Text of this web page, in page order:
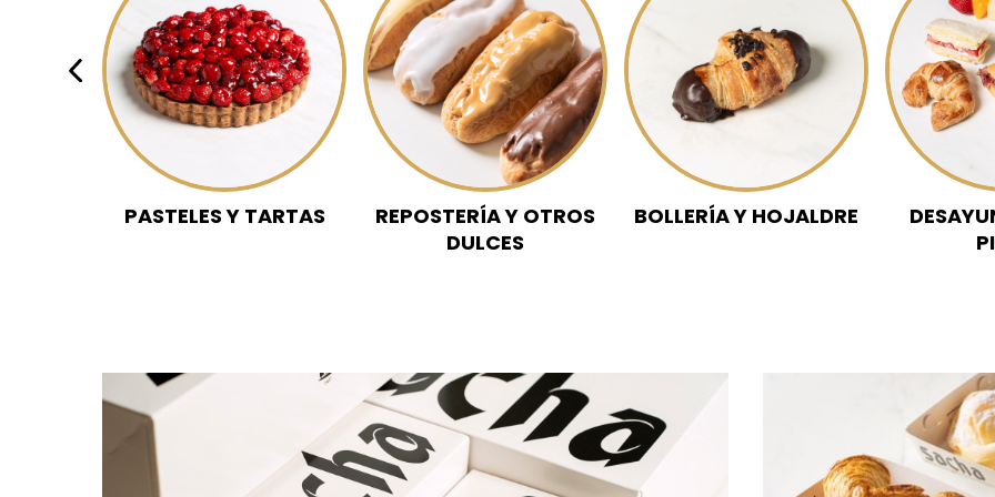
PASTELES Y TARTAS
REPOSTERÍA Y OTROS
DULCES
BOLLERÍA Y HOJALDRE